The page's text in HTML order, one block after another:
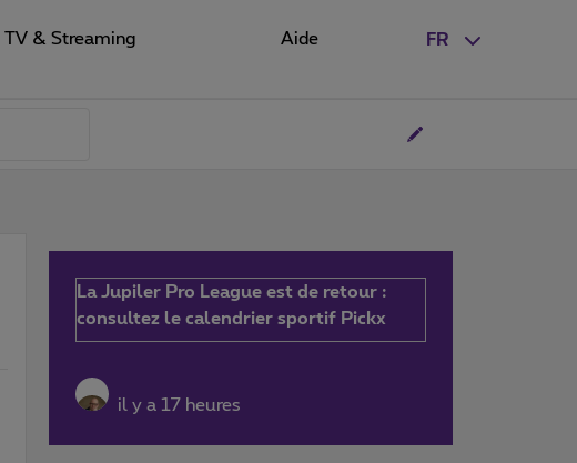
FR
TV & Streaming Aide
La Jupiler Pro League est de retour :
consultez le calendrier sportif Pickx
il y a 17 heures